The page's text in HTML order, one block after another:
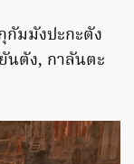
กัมมังปะกะตัง
นตัง, กาลันตะ